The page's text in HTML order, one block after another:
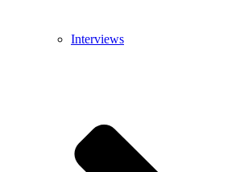
Interviews